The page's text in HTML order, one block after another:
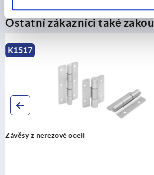
Ostatní zákazníci také
Závěsy z nerezu, šroubovatelné